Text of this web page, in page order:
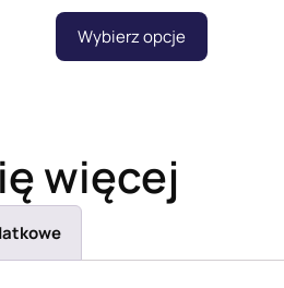
Wybierz opcje
więcej